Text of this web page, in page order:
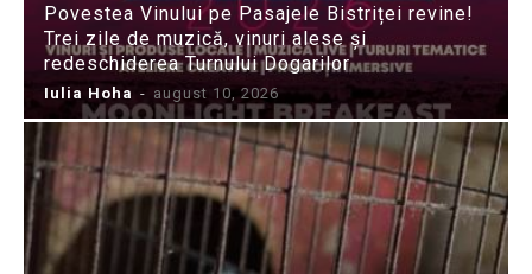
Povestea Vinului pe Pasajele Bistriței revine!
Trei zile de muzică, vinuri alese și
redeschiderea Turnului Dogarilor
Iulia Hoha - august 10, 2026